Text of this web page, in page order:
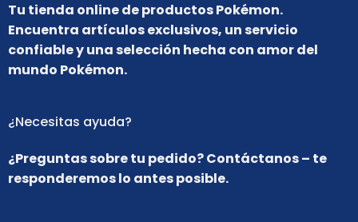
Tu tienda online de productos Pokémon.
Encuentra artículos exclusivos, un servicio
confiable y una selección hecha con amor del
mundo Pokémon.
¿Necesitas ayuda?
¿Preguntas sobre tu pedido? Contáctanos – te
responderemos lo antes posible.